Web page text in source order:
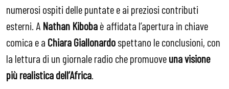
numerosi ospiti delle puntate e ai preziosi contributi
esterni. A Nathan Kibobaè affidata l’apertura in chiave
comica e a Chiara Giallonardospettano le conclusioni, con
la lettura di un giornale radio che promuoveuna visione
più realistica dell’Africa